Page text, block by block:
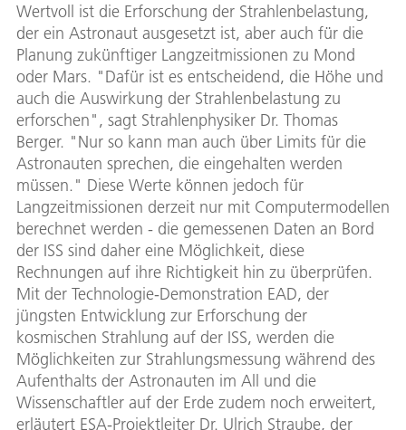
Wertvoll ist die Erforschung der Strahlenbelastung,
der ein Astronaut ausgesetzt ist, aber auch für die
Planung zukünftiger Langzeitmissionen zu Mond
oder Mars. "Dafür ist es entscheidend, die Höhe und
auch die Auswirkung der Strahlenbelastung zu
erforschen", sagt Strahlenphysiker Dr. Thomas
Berger. "Nur so kann man auch über Limits für die
Astronauten sprechen, die eingehalten werden
müssen." Diese Werte können jedoch für
Langzeitmissionen derzeit nur mit Computermodellen
berechnet werden - die gemessenen Daten an Bord
der ISS sind daher eine Möglichkeit, diese
Rechnungen auf ihre Richtigkeit hin zu überprüfen.
Mit der Technologie-Demonstration EAD, der
jüngsten Entwicklung zur Erforschung der
kosmischen Strahlung auf der ISS, werden die
Möglichkeiten zur Strahlungsmessung während des
Aufenthalts der Astronauten im All und die
Wissenschaftler auf der Erde zudem noch erweitert,
erläutert ESA-Projektleiter Dr. Ulrich Straube, der